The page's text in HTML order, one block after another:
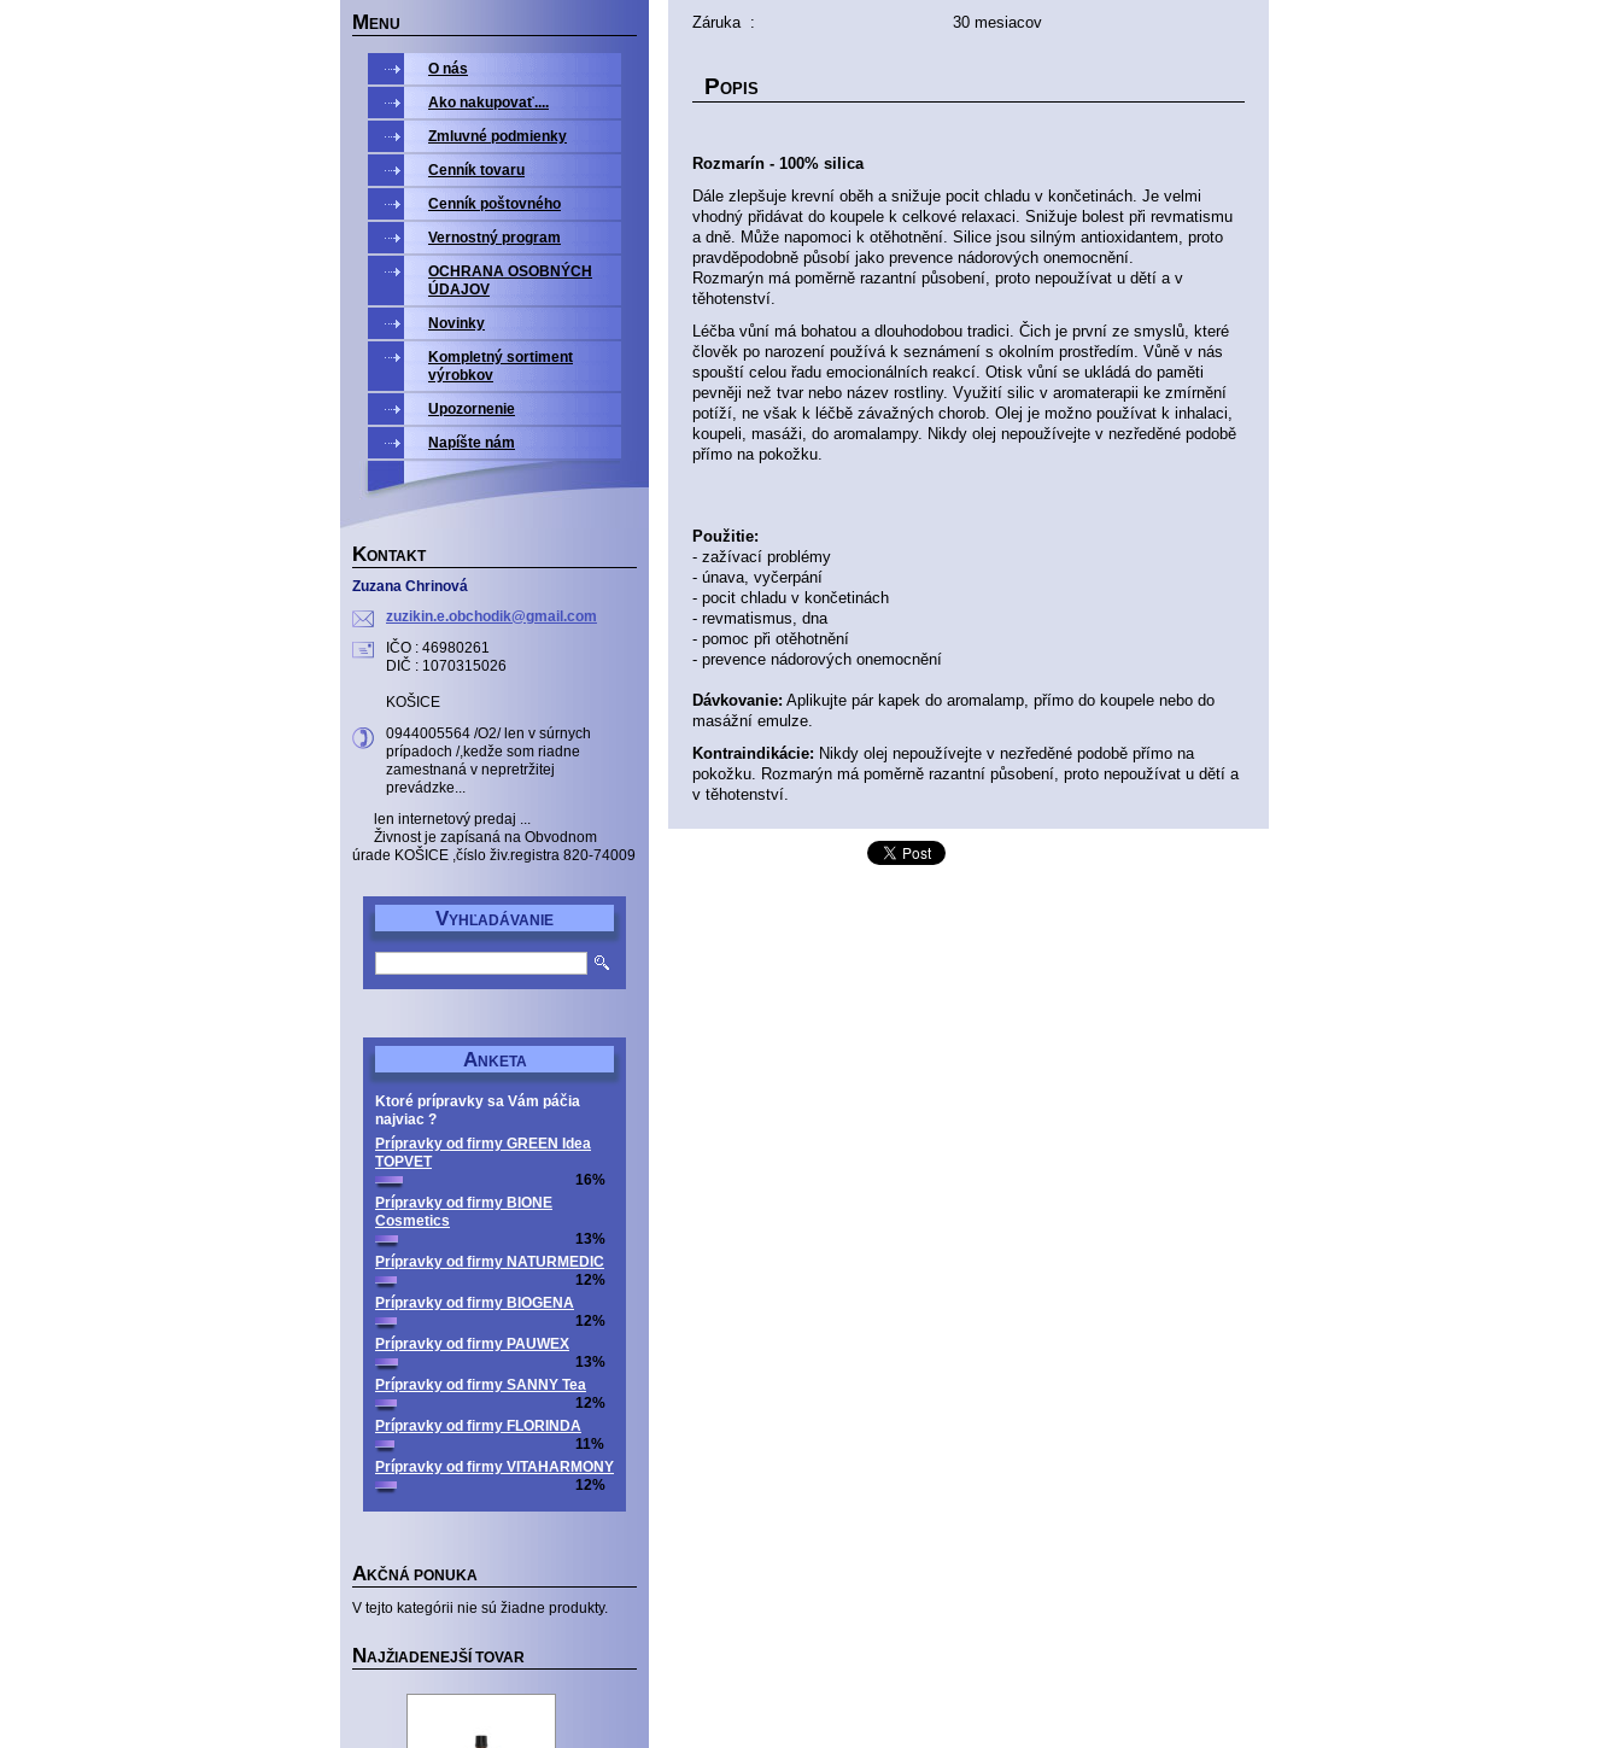
Záruka : 30 mesiacov
POPIS
Rozmarín - 100% silica
Dále zlepšuje krevní oběh a snižuje pocit chladu v končetinách. Je velmi
vhodný přidávat do koupele k celkové relaxaci. Snižuje bolest při revmatismu
a dně. Může napomoci k otěhotnění. Silice jsou silným antioxidantem, proto
pravděpodobně působí jako prevence nádorových onemocnění.
Rozmarýn má poměrně razantní působení, proto nepoužívat u dětí a v
těhotenství.
Léčba vůní má bohatou a dlouhodobou tradici. Čich je první ze smyslů, které
člověk po narození používá k seznámení s okolním prostředím. Vůně v nás
spouští celou řadu emocionálních reakcí. Otisk vůní se ukládá do paměti
pevněji než tvar nebo název rostliny. Využití silic v aromaterapii ke zmírnění
potíží, ne však k léčbě závažných chorob. Olej je možno používat k inhalaci,
koupeli, masáži, do aromalampy. Nikdy olej nepoužívejte v nezředěné podobě
přímo na pokožku.
Použitie:
- zažívací problémy
- únava, vyčerpání
- pocit chladu v končetinách
- revmatismus, dna
- pomoc při otěhotnění
- prevence nádorových onemocnění
Dávkovanie: Aplikujte pár kapek do aromalamp, přímo do koupele nebo do
masážní emulze.
Kontraindikácie: Nikdy olej nepoužívejte v nezředěné podobě přímo na
pokožku. Rozmarýn má poměrně razantní působení, proto nepoužívat u dětí a
v těhotenství.
M ENU
O nás
Ako nakupovať....
Zmluvné podmienky
Cenník tovaru
Cenník poštovného
Vernostný program
OCHRANA OSOBNÝCH
ÚDAJOV
Novinky
Kompletný sortiment
výrobkov
Upozornenie
Napíšte nám
KONTAKT
Zuzana Chrinová
zuzikin.e.obchod ik@gmail .com
IČO : 46980261
DIČ : 1070315026
KOŠICE
0944005564 /O2/ len v súrnych
prípadoch /,kedže som riadne
zamestnaná v nepretržitej
prevádzke...
len internetový predaj ...
Živnost je zapísaná na Obvodnom
úrade KOŠICE ,číslo živ.registra 820-74009
VYHĽADÁVANIE
ANKETA
Ktoré prípravky sa Vám páčia
najviac ?
Prípravky od firmy GREEN Idea
TOPVET
16%
Prípravky od firmy BIONE
Cosmetics
13%
Prípravky od firmy NATURMEDIC
12%
Prípravky od firmy BIOGENA
12%
Prípravky od firmy PAUWEX
13%
Prípravky od firmy SANNY Tea
12%
Prípravky od firmy FLORINDA
11%
Prípravky od firmy VITAHARMONY
12%
AKČNÁ PONUKA
V tejto kategórii nie sú žiadne produkty.
NAJŽIADENEJŠÍ TOVAR